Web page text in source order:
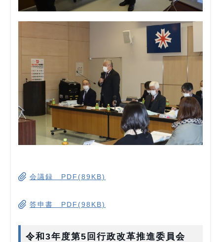
会議録 PDF(89KB)
答申書 PDF(98KB)
令和3年度第5回行政改革推進委員会